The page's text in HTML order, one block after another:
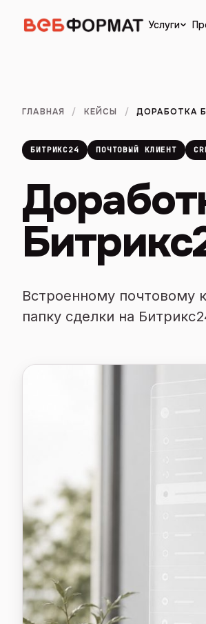
Услуги
ГЛАВНАЯ / КЕЙСЫ / ДОРАБОТКА
БИТРИКС24 ПОЧТОВЫЙ КЛИЕНТ
Встроенному почтовому
папку сделки на